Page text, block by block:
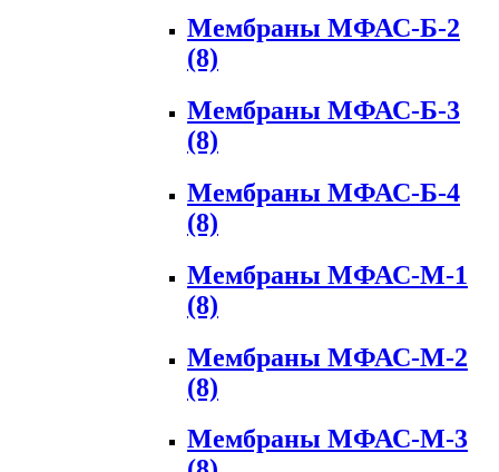
Мембраны МФАС-Б-2
(8)
Мембраны МФАС-Б-3
(8)
Мембраны МФАС-Б-4
(8)
Мембраны МФАС-М-1
(8)
Мембраны МФАС-М-2
(8)
Мембраны МФАС-М-3